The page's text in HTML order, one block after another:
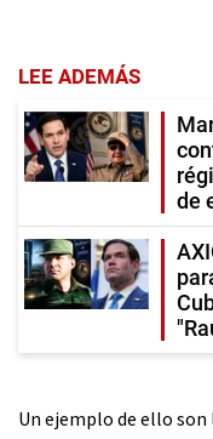
LEE ADEMÁS
de
Un ejemplo de ello